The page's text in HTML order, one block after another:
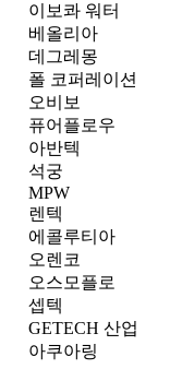
이보콰 워터
베올리아
데그레몽
폴 코퍼레이션
오비보
퓨어플로우
아반텍
석궁
MPW
렌텍
에콜루티아
오렌코
오스모플로
셉텍
GETECH 산업
아쿠아링